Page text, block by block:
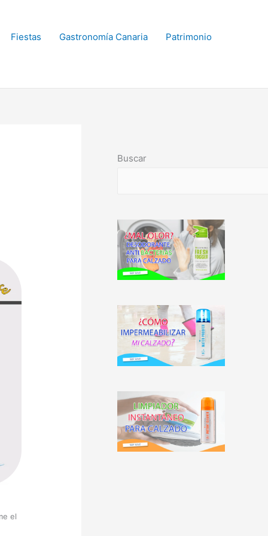
Fiestas Gastronomía Canaria Patrimonio
el
Buscar